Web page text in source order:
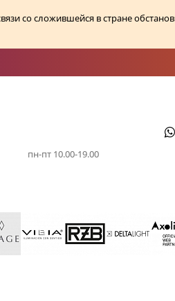
со сложившейся в стране
пн-пт 10.00-19.00